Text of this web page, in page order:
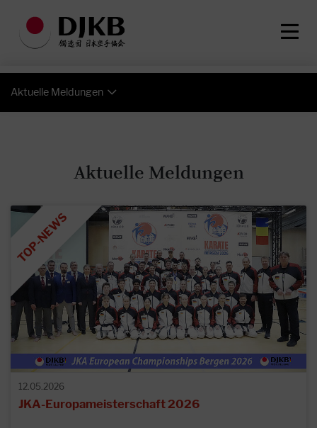
Aktuelle Meldungen
Aktuelle Meldungen
12.05.2026
JKA-Europameisterschaft 2026